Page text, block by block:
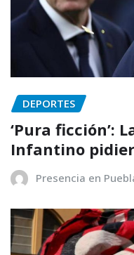
DEPORTES
‘Pura ficción’:
Infantino
Presencia en